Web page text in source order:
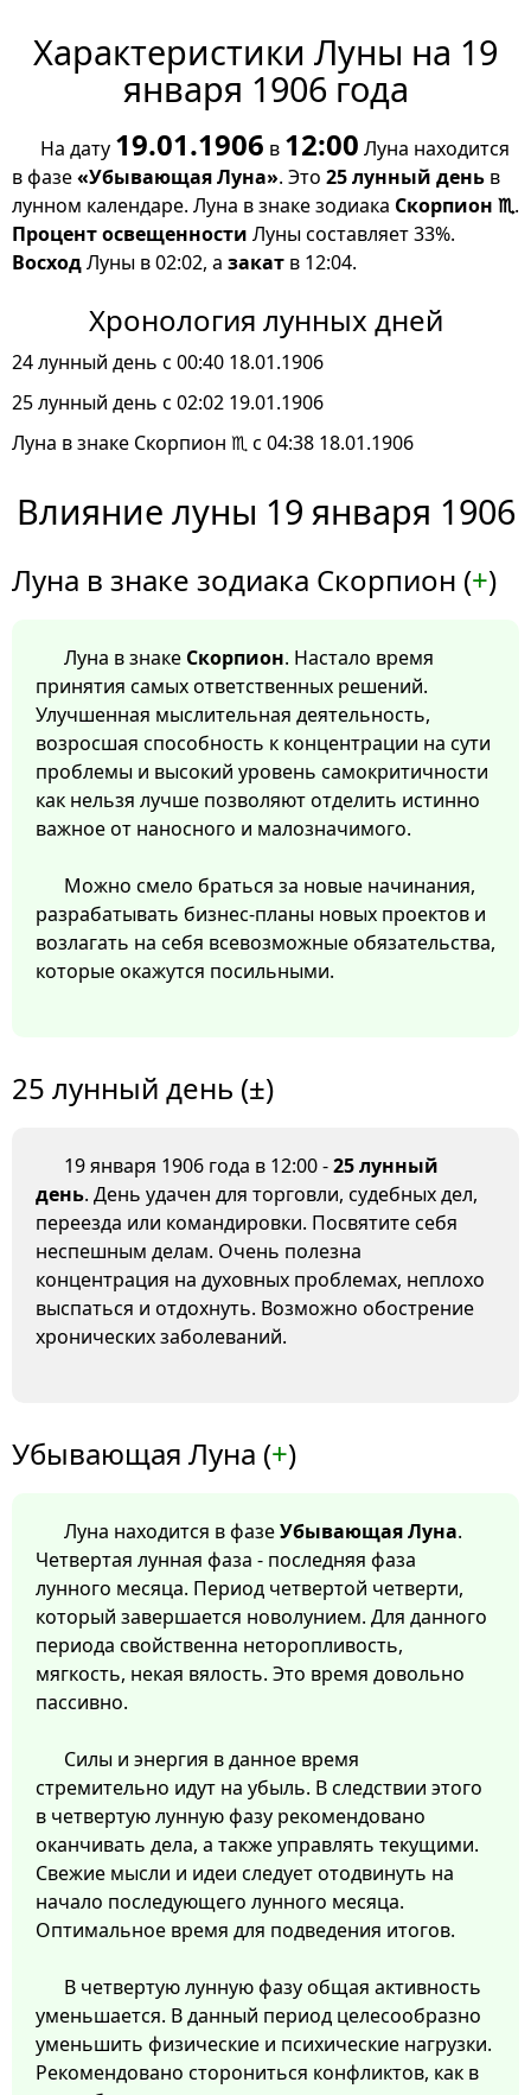
Характеристики Луны на 19
января 1906 года
На дату 19.01.1906 в 12:00 Луна находится
в фазе«Убывающая Луна». Это 25 лунный день в
лунном календаре. Луна в знаке зодиака Скорпион ♏.
Процент освещенности Луны составляет 33%.
ВосходЛуны в 02:02, а закат в 12:04.
Хронология лунных дней
24 лунный день с 00:40 18.01.1906
25 лунный день с 02:02 19.01.1906
Луна в знаке Скорпион ♏ с 04:38 18.01.1906
Влияние луны 19 января 1906
Луна в знаке зодиака Скорпион (+)
Луна в знаке Скорпион. Настало время
принятия самых ответственных решений.
Улучшенная мыслительная деятельность,
возросшая способность к концентрации на сути
проблемы и высокий уровень самокритичности
как нельзя лучше позволяют отделить истинно
важное от наносного и малозначимого.
Можно смело браться за новые начинания,
разрабатывать бизнес-планы новых проектов и
возлагать на себя всевозможные обязательства,
которые окажутся посильными.
25 лунный день (±)
19 января 1906 года в 12:00 -25 лунный
день. День удачен для торговли, судебных дел,
переезда или командировки. Посвятите себя
неспешным делам. Очень полезна
концентрация на духовных проблемах, неплохо
выспаться и отдохнуть. Возможно обострение
хронических заболеваний.
Убывающая Луна (+)
Луна находится в фазеУбывающая Луна.
Четвертая лунная фаза - последняя фаза
лунного месяца. Период четвертой четверти,
который завершается новолунием. Для данного
периода свойственна неторопливость,
мягкость, некая вялость. Это время довольно
пассивно.
Силы и энергия в данное время
стремительно идут на убыль. В следствии этого
в четвертую лунную фазу рекомендовано
оканчивать дела, а также управлять текущими.
Свежие мысли и идеи следует отодвинуть на
начало последующего лунного месяца.
Оптимальное время для подведения итогов.
В четвертую лунную фазу общая активность
уменьшается. В данный период целесообразно
уменьшить физические и психические нагрузки.
Рекомендовано сторониться конфликтов, как в